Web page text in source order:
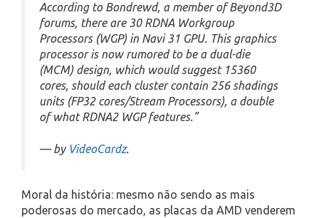
According to Bondrewd, a member of Beyond3D
forums, there are 30 RDNA Workgroup
Processors (WGP) in Navi 31 GPU. This graphics
processor is now rumored to be a dual-die
(MCM) design, which would suggest 15360
cores, should each cluster contain 256 shadings
units (FP32 cores/Stream Processors), a double
of what RDNA2 WGP features.”
— by VideoCardz.
Moral da história: mesmo não sendo as mais
poderosas do mercado, as placas da AMD venderem